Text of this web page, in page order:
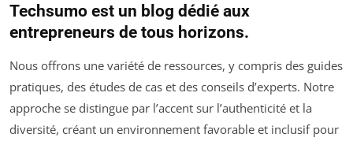
Techsumo est un blog dédié aux
entrepreneurs de tous horizons.
Nous offrons une variété de ressources, y compris des guides
pratiques, des études de cas et des conseils d’experts. Notre
approche se distingue par l’accent sur l’authenticité et la
diversité, créant un environnement favorable et inclusif pour